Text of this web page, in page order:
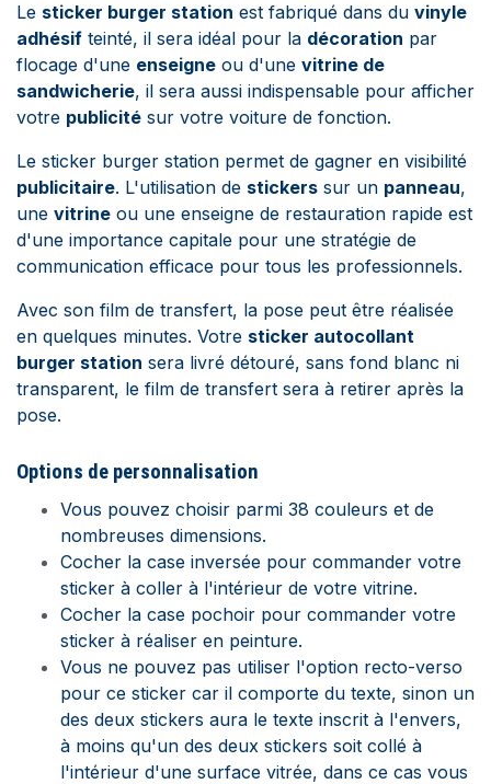
Le sticker burger station est fabriqué dans du vinyle
adhésif teinté, il sera idéal pour la décoration par
flocage d'une enseigne ou d'une vitrine de
sandwicherie, il sera aussi indispensable pour afficher
votre publicité sur votre voiture de fonction.
Le sticker burger station permet de gagner en visibilité
publicitaire. L'utilisation de stickers sur un panneau,
une vitrine ou une enseigne de restauration rapide est
d'une importance capitale pour une stratégie de
communication efficace pour tous les professionnels.
Avec son film de transfert, la pose peut être réalisée
en quelques minutes. Votre sticker autocollant
burger station sera livré détouré, sans fond blanc ni
transparent, le film de transfert sera à retirer après la
pose.
Options de personnalisation
Vous pouvez choisir parmi 38 couleurs et de
nombreuses dimensions.
Cocher la case inversée pour commander votre
sticker à coller à l'intérieur de votre vitrine.
Cocher la case pochoir pour commander votre
sticker à réaliser en peinture.
Vous ne pouvez pas utiliser l'option recto-verso
pour ce sticker car il comporte du texte, sinon un
des deux stickers aura le texte inscrit à l'envers,
à moins qu'un des deux stickers soit collé à
l'intérieur d'une surface vitrée, dans ce cas vous